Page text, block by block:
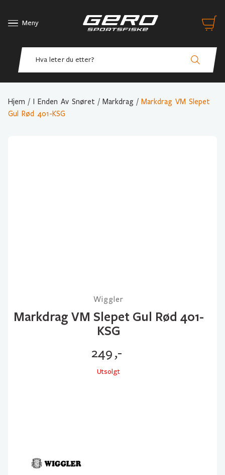
Meny
Hjem / I Enden Av Snøret / Markdrag / Markdrag VM Slepet
Gul Rød 401-KSG
Wiggler
Markdrag VM Slepet Gul Rød 401-
KSG
249,-
Utsolgt